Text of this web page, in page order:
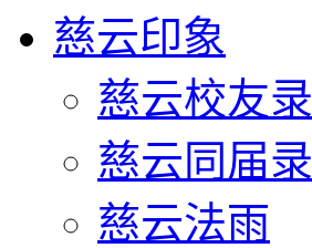
慈云印象
慈云校友录
慈云同届录
慈云法雨